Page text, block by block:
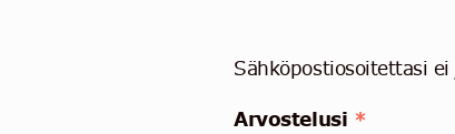
Sähköpostiosoitettasi
Arvostelusi *